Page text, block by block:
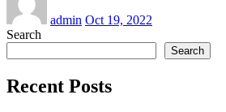
admin Oct 19, 2022
Search
Search
Recent Posts